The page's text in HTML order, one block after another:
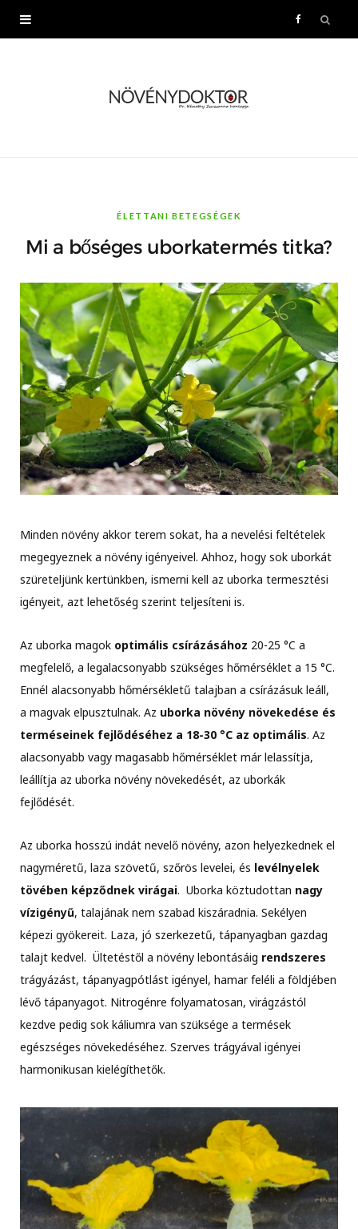
o
k
ÉLETTANI BETEGSÉGEK
Mi a bőséges uborkatermés titka?
Minden növény akkor terem sokat, ha a nevelési feltételek
megegyeznek a növény igényeivel. Ahhoz, hogy sok uborkát
szüreteljünk kertünkben, ismerni kell az uborka termesztési
igényeit, azt lehetőség szerint teljesíteni is.
Az uborka magok optimális csírázásához 20-25 °C a
megfelelő, a legalacsonyabb szükséges hőmérséklet a 15 °C.
Ennél alacsonyabb hőmérsékletű talajban a csírázásuk leáll,
a magvak elpusztulnak. Az uborka növény növekedése és
terméseinek fejlődéséhez a 18-30 °C az optimális. Az
alacsonyabb vagy magasabb hőmérséklet már lelassítja,
leállítja az uborka növény növekedését, az uborkák
fejlődését.
Az uborka hosszú indát nevelő növény, azon helyezkednek el
nagyméretű, laza szövetű, szőrös levelei, és levélnyelek
tövében képződnek virágai. Uborka köztudottan nagy
vízigényű, talajának nem szabad kiszáradnia. Sekélyen
képezi gyökereit. Laza, jó szerkezetű, tápanyagban gazdag
talajt kedvel. Ültetéstől a növény lebontásáig rendszeres
trágyázást, tápanyagpótlást igényel, hamar feléli a földjében
lévő tápanyagot. Nitrogénre folyamatosan, virágzástól
kezdve pedig sok káliumra van szüksége a termések
egészséges növekedéséhez. Szerves trágyával igényei
harmonikusan kielégíthetők.